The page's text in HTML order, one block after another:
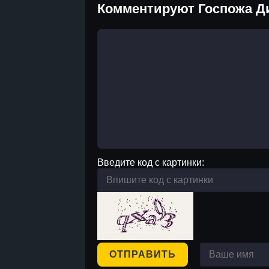
Комментируют Госпожа
Введите код с картинки:
ОТПРАВИТЬ